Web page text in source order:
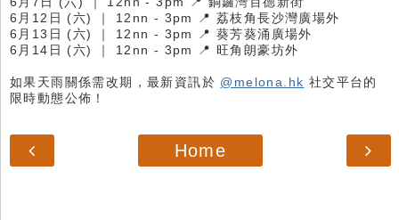
6月12日 (六) ｜ 12nn - 3pm 📍 荔枝角長沙灣廣場外
6月13日 (六) ｜ 12nn - 3pm 📍 葵芳葵涌廣場外
6月14日 (六) ｜ 12nn - 3pm 📍 旺角朗豪坊外
如果天雨關係需改期，最新資訊於 @melona.hk 社交平台的
限時動態公佈！
Home